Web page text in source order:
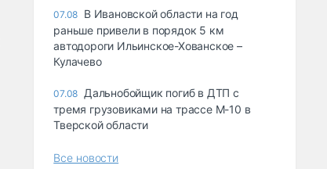
07.08 В Ивановской области на год
раньше привели в порядок 5 км
автодороги Ильинское-Хованское –
Кулачево
07.08 Дальнобойщик погиб в ДТП с
тремя грузовиками на трассе М-10 в
Тверской области
Все новости